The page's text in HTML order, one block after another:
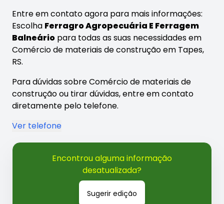
Entre em contato agora para mais informações:
Escolha Ferragro Agropecuária E Ferragem
Balneário para todas as suas necessidades em
Comércio de materiais de construção em Tapes,
RS.
Para dúvidas sobre Comércio de materiais de
construção ou tirar dúvidas, entre em contato
diretamente pelo telefone.
Ver telefone
Encontrou alguma informação
desatualizada?
Sugerir edição